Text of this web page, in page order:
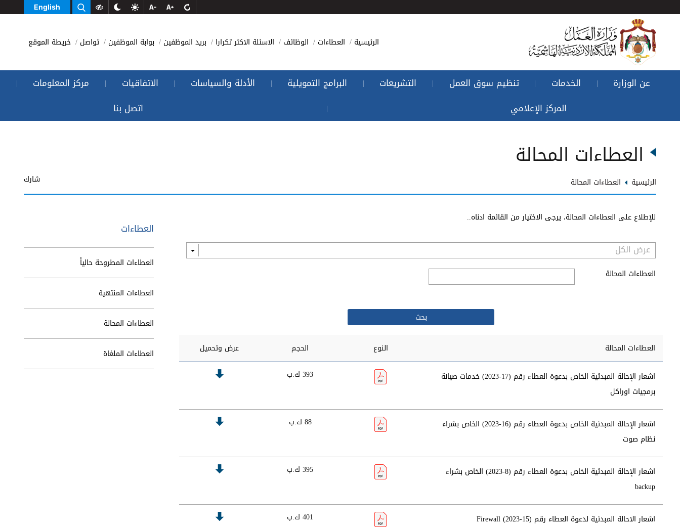
English
الرئيسية العطاءات الوظائف الاسئلة الاكثر تكرارا بريد الموظفين بوابة الموظفين تواصل خريطة الموقع
عن الوزارة | الخدمات | تنظيم سوق العمل | التشريعات | البرامج التمويلية | الأدلة والسياسات | الاتفاقيات | مركز المعلومات |
المركز الإعلامي | اتصل بنا
العطاءات المحالة
الرئيسية العطاءات المحالة شارك
للإطلاع على العطاءات المحالة، يرجى الاختيار من القائمة ادناه..
العطاءات المحالة
العطاءات المحالة النوع الحجم عرض وتحميل
اشعار الإحالة المبدئية الخاص بدعوة العطاء رقم (17-2023) خدمات صيانة
برمجيات اوراكل
393 ك.ب
اشعار الإحالة المبدئية الخاص بدعوة العطاء رقم (16-2023) الخاص بشراء
نظام صوت
88 ك.ب
اشعار الإحالة المبدئية الخاص بدعوة العطاء رقم (8-2023) الخاص بشراء
backup
395 ك.ب
اشعار الاحالة المبدئية لدعوة العطاء رقم (15-2023) Firewall 401 ك.ب
العطاءات
العطاءات المطروحة حالياً
العطاءات المنتهية
العطاءات المحالة
العطاءات الملغاة